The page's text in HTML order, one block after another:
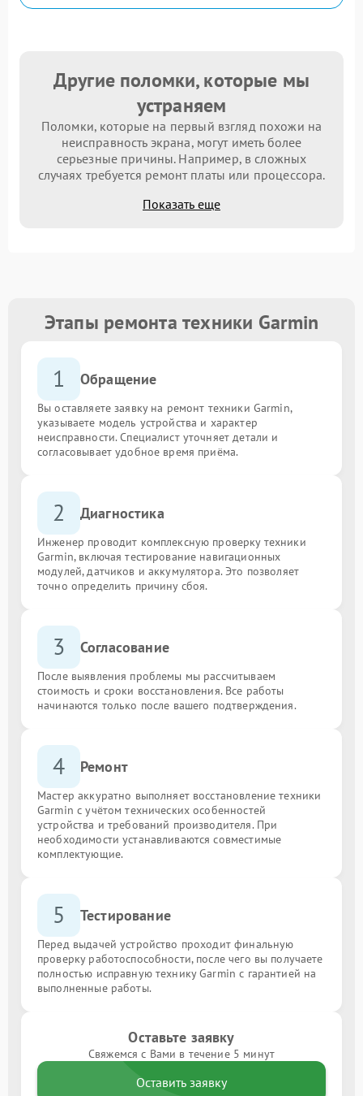
Другие поломки, которые мы
устраняем
Поломки, которые на первый взгляд похожи на
неисправность экрана, могут иметь более
серьезные причины. Например, в сложных
случаях требуется ремонт платы или процессора.
Показать еще
Этапы ремонта техники Garmin
1 Обращение
Вы оставляете заявку на ремонт техники Garmin,
указываете модель устройства и характер
неисправности. Специалист уточняет детали и
согласовывает удобное время приёма.
2 Диагностика
Инженер проводит комплексную проверку техники
Garmin, включая тестирование навигационных
модулей, датчиков и аккумулятора. Это позволяет
точно определить причину сбоя.
3 Согласование
После выявления проблемы мы рассчитываем
стоимость и сроки восстановления. Все работы
начинаются только после вашего подтверждения.
4 Ремонт
Мастер аккуратно выполняет восстановление техники
Garmin с учётом технических особенностей
устройства и требований производителя. При
необходимости устанавливаются совместимые
комплектующие.
5 Тестирование
Перед выдачей устройство проходит финальную
проверку работоспособности, после чего вы получаете
полностью исправную технику Garmin с гарантией на
выполненные работы.
Оставьте заявку
Свяжемся с Вами в течение 5 минут
Оставить заявку